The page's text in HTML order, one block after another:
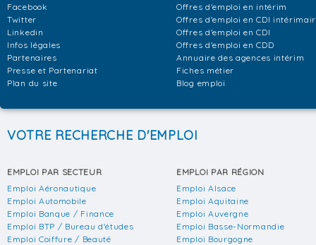
Facebook
Twitter
Linkedin
Infos légales
Partenaires
Presse et Partenariat
Plan du site
Offres d'emploi en intérim
Offres d'emploi en CDI
Offres d'emploi en CDI
Offres d'emploi en CDD
Annuaire des agences intérim
Fiches métier
Blog emploi
VOTRE RECHERCHE D'EMPLOI
EMPLOI PAR SECTEUR
Emploi Aéronautique
Emploi Automobile
Emploi Banque / Finance
Emploi BTP / Bureau d'études
Emploi Coiffure / Beauté
EMPLOI PAR RÉGION
Emploi Alsace
Emploi Aquitaine
Emploi Auvergne
Emploi Basse-Normandie
Emploi Bourgogne